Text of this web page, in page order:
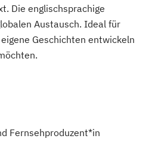
Die englischsprachige
Austausch. Ideal für
Geschichten entwickeln
Fernsehproduzent*in